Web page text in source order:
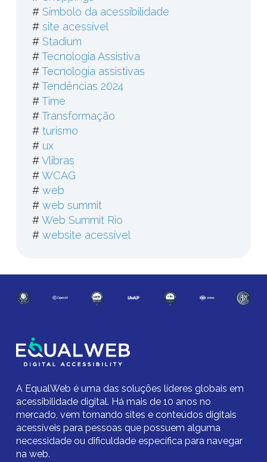
# Símbolo da acessibilidade
# site acessível
# Stadium
#Tecnologia Assistiva
#Tecnologia assistivas
#Tendências 2024
#Time
#Transformação
# turismo
# ux
#Vlibras
#WCAG
# web
# web summit
#Web Summit Rio
# website acessível
A EqualWeb é uma das soluções líderes globais em
acessibilidade digital. Há mais de 10 anos no
mercado, vem tornando sites e conteúdos digitais
acessíveis para pessoas que possuem alguma
necessidade ou dificuldade específica para navegar
na web.